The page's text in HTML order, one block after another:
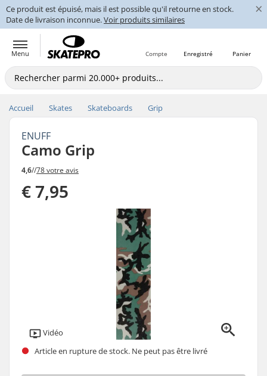
Ce produit est épuisé, mais il est possible qu'il retourne en stock.
Date de livraison inconnue.Voir produits similaires
×
Menu Panier
Enregistré
Compte
Accueil Skates Skateboards Grip
ENUFF
Camo Grip
4,6//78 votre avis
€ 7,95
Vidéo
Article en rupture de stock. Ne peut pas être livré